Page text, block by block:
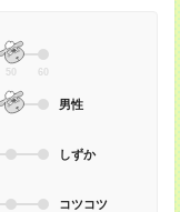
50 60
男性
しずか
コツコツ